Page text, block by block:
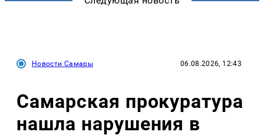
Новости Самары 06.08.2026, 12:43
Самарская прокуратура
нашла нарушения в